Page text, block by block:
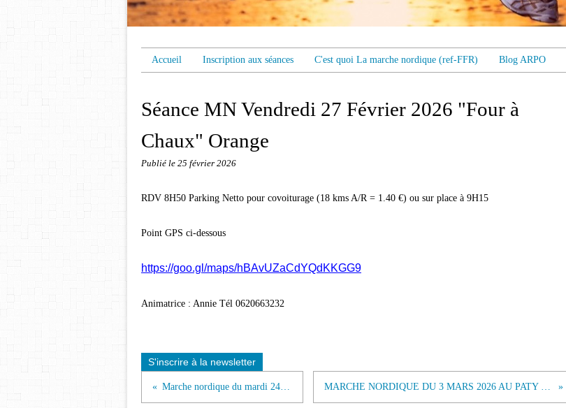
Accueil Inscription aux séances C'est quoi La marche nordique (ref-FFR) Blog ARPO
Séance MN Vendredi 27 Février 2026 "Four à
Chaux" Orange
Publié le 25 février 2026
RDV 8H50 Parking Netto pour covoiturage (18 kms A/R = 1.40 €) ou sur place à 9H15
Point GPS ci-dessous
https://goo.gl/maps/hBAvUZaCdYQdKKGG9
Animatrice : Annie Tél 0620663232
S'inscrire à la newsletter
Marche nordique du mardi 24 février MARCHE NORDIQUE DU 3 MARS 2026 AU PATY PIOLENC